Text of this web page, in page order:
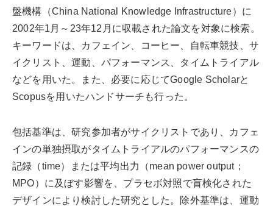
盤機構（China National Knowledge Infrastructure）に
2002年1月～23年12月に収載された論文を対象に検索。
キーワードは、カフェイン、コーヒー、自転車競技、サ
イクリスト、運動、パフォーマンス、タイムトライアル
などを用いた。また、必要に応じてGoogle Scholarと
Scopusを用いたハンドサーチも行った。
包括基準は、研究参加者がサイクリストであり、カフェ
インの単独摂取がタイムトライアルのパフォーマンスの
記録（time）または平均出力（mean power output；
MPO）に及ぼす影響を、プラセボ対照で盲検化された
デザインにより検討した研究とした。除外基準は、運動